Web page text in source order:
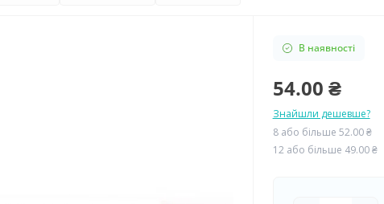
В наявності
54.00 ₴
Знайшли дешевше?
8 або більше 52.00 ₴
12 або більше 49.00 ₴